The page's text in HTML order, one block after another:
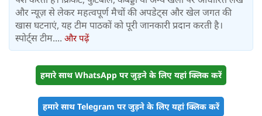
और न्यूज़ से लेकर महत्वपूर्ण मैचों की अपडेट्स और खेल जगत की
खास घटनाएं, यह टीम पाठकों को पूरी जानकारी प्रदान करती है।
स्पोर्ट्स टीम.... और पढ़ें
हमारे साथ WhatsApp पर जुड़ने के लिए यहां क्लिक करें
हमारे साथ Telegram पर जुड़ने के लिए यहां क्लिक करें